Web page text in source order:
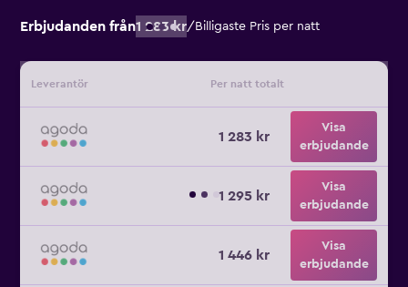
Erbjudanden från1 283 kr/ Billigaste Pris per natt
Leverantör Per natt totalt
1 283 kr
Visa
erbjudande
1 295 kr
Visa
erbjudande
1 446 kr
Visa
erbjudande